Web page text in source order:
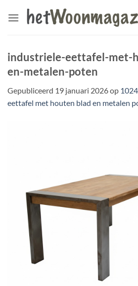
naar
industriele-eettafel-met-
en-metalen-poten
Gepubliceerd 19 januari 2026op
eettafel met houten blad en metalen